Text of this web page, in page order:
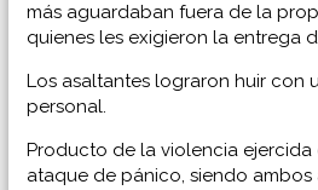
más aguardaban fuera de la
quienes les exigieron la entrega
Los asaltantes lograron huir con
personal.
Producto de la violencia
ataque de pánico, siendo ambos